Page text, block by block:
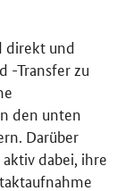
direkt und
-Transfer zu
den unten
Darüber
dabei, ihre